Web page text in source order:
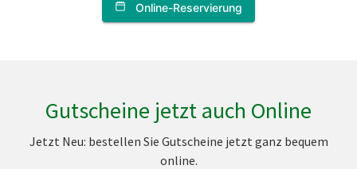
Gutscheine jetzt auch Online
Jetzt Neu: bestellen Sie Gutscheine jetzt ganz bequem
online.